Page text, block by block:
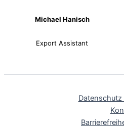
Michael Hanisch
Export Assistant
Datenschutz